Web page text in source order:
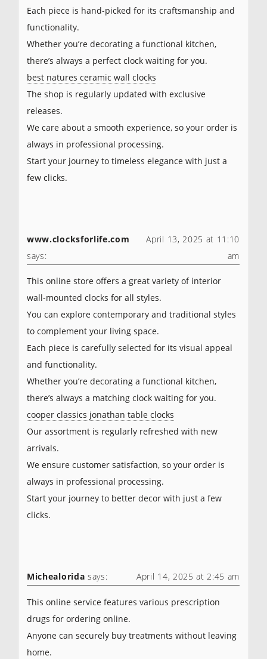
Each piece is hand-picked for its craftsmanship and
functionality.
Whether you’re decorating a functional kitchen,
there’s always a perfect clock waiting for you.
best natures ceramic wall clocks
The shop is regularly updated with exclusive
releases.
We care about a smooth experience, so your order is
always in professional processing.
Start your journey to timeless elegance with just a
few clicks.
www.clocksforlife.com
says:
April 13, 2025 at 11:10
am
This online store offers a great variety of interior
wall-mounted clocks for all styles.
You can explore contemporary and traditional styles
to complement your living space.
Each piece is carefully selected for its visual appeal
and functionality.
Whether you’re decorating a functional kitchen,
there’s always a matching clock waiting for you.
cooper classics jonathan table clocks
Our assortment is regularly refreshed with new
arrivals.
We ensure customer satisfaction, so your order is
always in professional processing.
Start your journey to better decor with just a few
clicks.
Michealorida says: April 14, 2025 at 2:45 am
This online service features various prescription
drugs for ordering online.
Anyone can securely buy treatments without leaving
home.